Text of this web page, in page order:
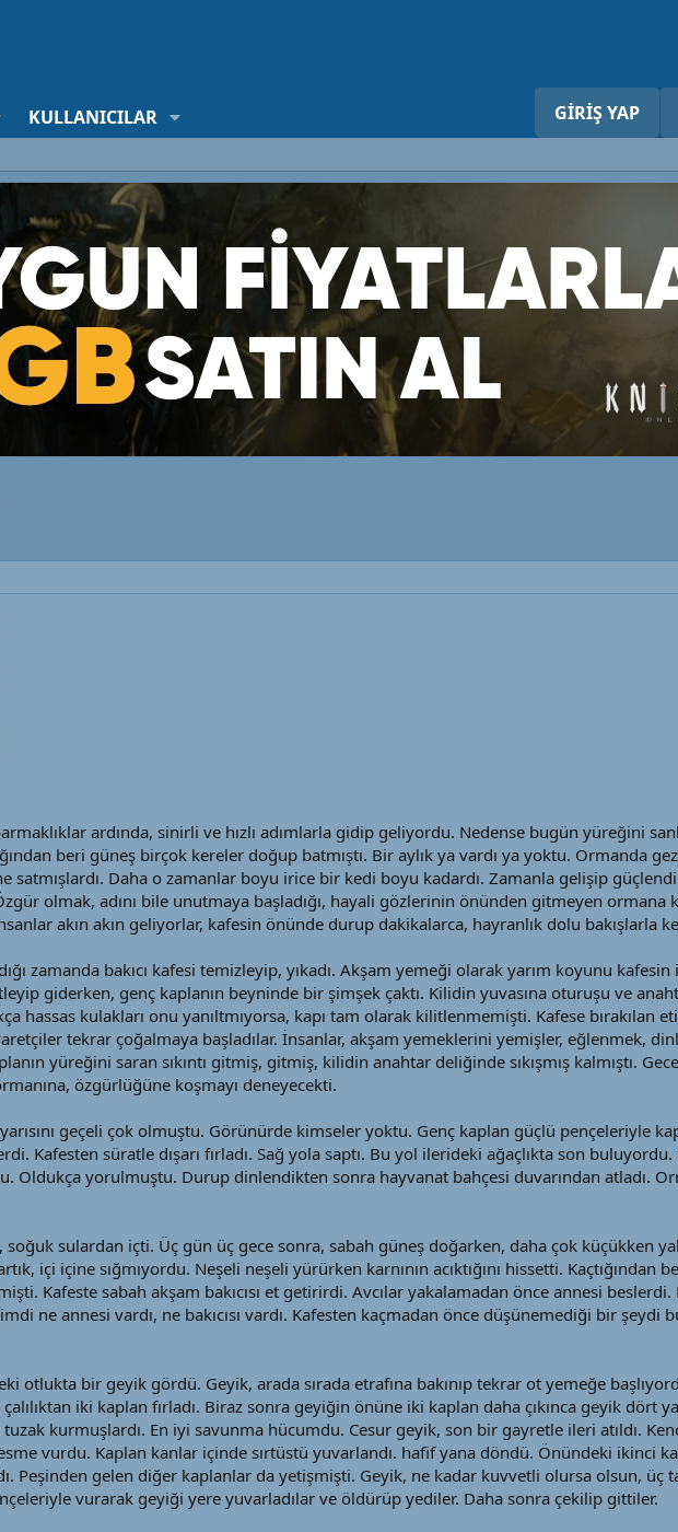
KULLANICILAR GIRIŞ YAP
ardında, sinirli ve hızlı adımlarla gidip geliyordu. Nedense bugün yüreğini
beri güneş birçok kereler doğup batmıştı. Bir aylık ya vardı ya yoktu. Ormanda
satmışlardı. Daha o zamanlar boyu irice bir kedi boyu kadardı. Zamanla gelişip
olmak, adını bile unutmaya başladığı, hayali gözlerinin önünden gitmeyen ormana
akın akın geliyorlar, kafesin önünde durup dakikalarca, hayranlık dolu bakışlarla
zamanda bakıcı kafesi temizleyip, yıkadı. Akşam yemeği olarak yarım koyunu kafesin
giderken, genç kaplanın beyninde bir şimşek çaktı. Kilidin yuvasına oturuşu ve
hassas kulakları onu yanıltmıyorsa, kapı tam olarak kilitlenmemişti. Kafese bırakılan
tekrar çoğalmaya başladılar. İnsanlar, akşam yemeklerini yemişler, eğlenmek,
yüreğini saran sıkıntı gitmiş, gitmiş, kilidin anahtar deliğinde sıkışmış kalmıştı. Gece
özgürlüğüne koşmayı deneyecekti.
geçeli çok olmuştu. Görünürde kimseler yoktu. Genç kaplan güçlü pençeleriyle
Kafesten süratle dışarı fırladı. Sağ yola saptı. Bu yol ilerideki ağaçlıkta son
Oldukça yorulmuştu. Durup dinlendikten sonra hayvanat bahçesi duvarından atladı.
soğuk sulardan içti. Üç gün üç gece sonra, sabah güneş doğarken, daha çok küçükken
içi içine sığmıyordu. Neşeli neşeli yürürken karnının acıktığını hissetti. Kaçtığından
Kafeste sabah akşam bakıcısı et getirirdi. Avcılar yakalamadan önce annesi beslerdi.
ne annesi vardı, ne bakıcısı vardı. Kafesten kaçmadan önce düşünemediği bir şeydi
otlukta bir geyik gördü. Geyik, arada sırada etrafına bakınıp tekrar ot yemeğe
iki kaplan fırladı. Biraz sonra geyiğin önüne iki kaplan daha çıkınca geyik dört
kurmuşlardı. En iyi savunma hücumdu. Cesur geyik, son bir gayretle ileri atıldı.
vurdu. Kaplan kanlar içinde sırtüstü yuvarlandı. hafif yana döndü. Önündeki ikinci
Peşinden gelen diğer kaplanlar da yetişmişti. Geyik, ne kadar kuvvetli olursa olsun, üç
vurarak geyiği yere yuvarladılar ve öldürüp yediler. Daha sonra çekilip gittiler.